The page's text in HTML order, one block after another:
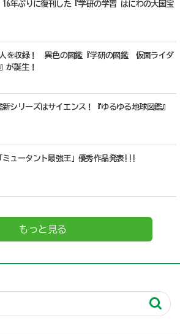
16年ぶりに復刊した『学研の学習 はにわの大国宝
を収録！ 異色の図鑑『学研の図鑑 仮面ライダ
が誕生！
新シリーズはサイエンス！『ゆるゆる地球図鑑』
ミュータント最強王」優秀作品発表!!!
もっと見る